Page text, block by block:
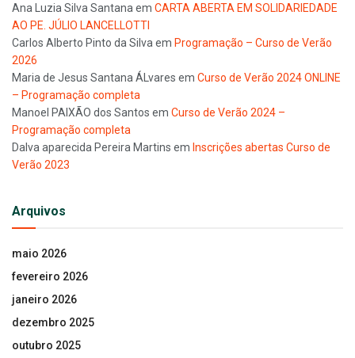
Ana Luzia Silva Santana em CARTA ABERTA EM SOLIDARIEDADE
AO PE. JÚLIO LANCELLOTTI
Carlos Alberto Pinto da Silva em Programação – Curso de Verão
2026
Maria de Jesus Santana ÁLvares em Curso de Verão 2024 ONLINE
– Programação completa
Manoel PAIXÃO dos Santos em Curso de Verão 2024 –
Programação completa
Dalva aparecida Pereira Martins em Inscrições abertas Curso de
Verão 2023
Arquivos
maio 2026
fevereiro 2026
janeiro 2026
dezembro 2025
outubro 2025